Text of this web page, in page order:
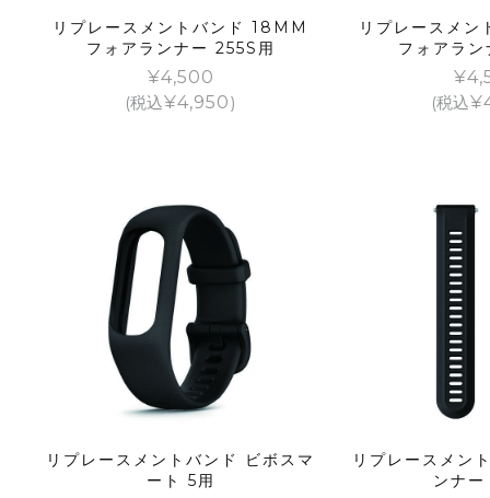
リプレースメントバンド 18MM
フォアランナー 255S用
¥4,500
(税込¥4,950)
リプレースメ
フォアラ
¥
(税込¥
リプレースメントバンド ビボスマ
ート 5用
リプレースメン
ンナ